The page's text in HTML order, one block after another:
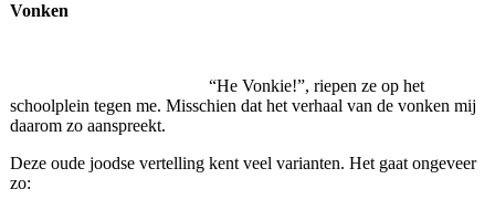
Vonken
“He Vonkie!”, riepen ze op het
schoolplein tegen me. Misschien dat het verhaal van de vonken mij
daarom zo aanspreekt.
Deze oude joodse vertelling kent veel varianten. Het gaat ongeveer
zo: